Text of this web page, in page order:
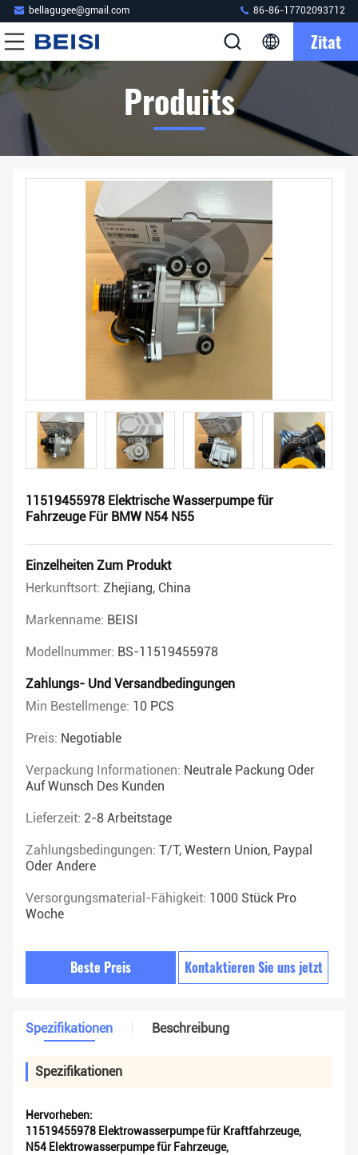
bellagugee@gmail.com 86-86-17702093712
Zitat
Produits
11519455978 Elektrische Wasserpumpe für
Fahrzeuge Für BMW N54 N55
Einzelheiten Zum Produkt
Herkunftsort: Zhejiang, China
Markenname: BEISI
Modellnummer: BS-11519455978
Zahlungs- Und Versandbedingungen
Min Bestellmenge: 10 PCS
Preis: Negotiable
Verpackung Informationen: Neutrale Packung Oder
Auf Wunsch Des Kunden
Lieferzeit: 2-8 Arbeitstage
Zahlungsbedingungen: T/T, Western Union, Paypal
Oder Andere
Versorgungsmaterial-Fähigkeit: 1000 Stück Pro
Woche
Beste Preis Kontaktieren Sie uns jetzt
Spezifikationen Beschreibung
Spezifikationen
Hervorheben:
11519455978 Elektrowasserpumpe für Kraftfahrzeuge,
N54 Elektrowasserpumpe für Fahrzeuge,